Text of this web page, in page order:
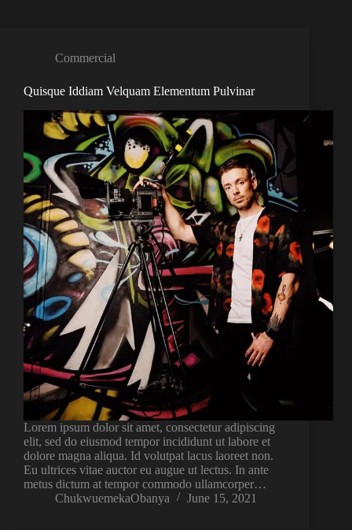
Commercial
Quisque Iddiam Velquam Elementum Pulvinar
Lorem ipsum dolor sit amet, consectetur adipiscing
elit, sed do eiusmod tempor incididunt ut labore et
dolore magna aliqua. Id volutpat lacus laoreet non.
Eu ultrices vitae auctor eu augue ut lectus. In ante
metus dictum at tempor commodo ullamcorper…
ChukwuemekaObanya
June 15, 2021